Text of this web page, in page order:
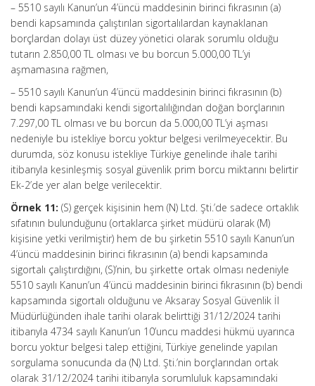
– 5510 sayılı Kanun’un 4’üncü maddesinin birinci fıkrasının (a)
bendi kapsamında çalıştırılan sigortalılardan kaynaklanan
borçlardan dolayı üst düzey yönetici olarak sorumlu olduğu
tutarın 2.850,00 TL olması ve bu borcun 5.000,00 TL’yi
aşmamasına rağmen,
– 5510 sayılı Kanun’un 4’üncü maddesinin birinci fıkrasının (b)
bendi kapsamındaki kendi sigortalılığından doğan borçlarının
7.297,00 TL olması ve bu borcun da 5.000,00 TL’yi aşması
nedeniyle bu istekliye borcu yoktur belgesi verilmeyecektir. Bu
durumda, söz konusu istekliye Türkiye genelinde ihale tarihi
itibarıyla kesinleşmiş sosyal güvenlik prim borcu miktarını belirtir
Ek-2’de yer alan belge verilecektir.
Örnek 11: (S) gerçek kişisinin hem (N) Ltd. Şti.’de sadece ortaklık
sıfatının bulunduğunu (ortaklarca şirket müdürü olarak (M)
kişisine yetki verilmiştir) hem de bu şirketin 5510 sayılı Kanun’un
4’üncü maddesinin birinci fıkrasının (a) bendi kapsamında
sigortalı çalıştırdığını, (S)’nin, bu şirkette ortak olması nedeniyle
5510 sayılı Kanun’un 4’üncü maddesinin birinci fıkrasının (b) bendi
kapsamında sigortalı olduğunu ve Aksaray Sosyal Güvenlik İl
Müdürlüğünden ihale tarihi olarak belirttiği 31/12/2024 tarihi
itibarıyla 4734 sayılı Kanun’un 10’uncu maddesi hükmü uyarınca
borcu yoktur belgesi talep ettiğini, Türkiye genelinde yapılan
sorgulama sonucunda da (N) Ltd. Şti.’nin borçlarından ortak
olarak 31/12/2024 tarihi itibarıyla sorumluluk kapsamındaki